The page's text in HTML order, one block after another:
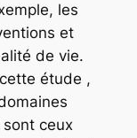
les
et
de vie.
étude ,
ceux